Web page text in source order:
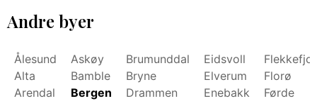
Andre byer
Ålesund
Alta
Arendal
Askøy
Bamble
Bergen
Brumunddal
Bryne
Drammen
Eidsvoll
Elverum
Enebakk
Florø
Førde